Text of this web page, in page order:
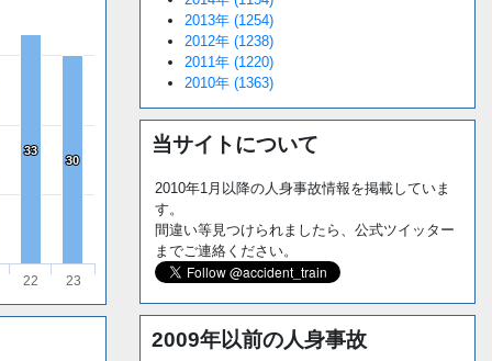
33
33
30
30
22 23
2013年 (1254)
2012年 (1238)
2011年 (1220)
2010年 (1363)
当サイトについて
2010年1月以降の人身事故情報を掲載していま
す。
間違い等見つけられましたら、公式ツイッター
までご連絡ください。
2009年以前の人身事故